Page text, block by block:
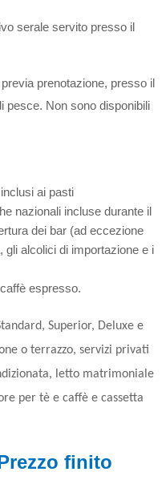
serale servito presso il
prenotazione, presso il
pesce. Non sono disponibili
ai pasti
nazionali incluse durante il
dei bar (ad eccezione
gli alcolici di importazione e i
espresso.
Superior, Deluxe e
o terrazzo, servizi privati
letto matrimoniale
per tè e caffè e cassetta
finito